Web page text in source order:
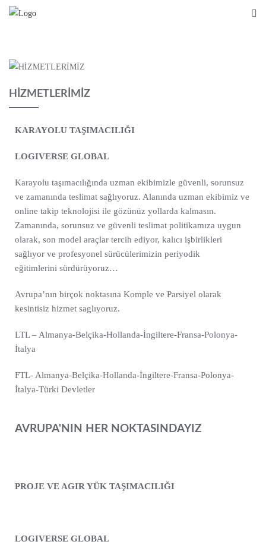
HİZMETLERİMİZ
KARAYOLU TAŞIMACILIĞI
LOGIVERSE GLOBAL
Karayolu taşımacılığında uzman ekibimizle güvenli, sorunsuz
ve zamanında teslimat sağlıyoruz. Alanında uzman ekibimiz ve
online takip teknolojisi ile gözünüz yollarda kalmasın.
Zamanında, sorunsuz ve güvenli teslimat politikamıza uygun
olarak, son model araçlar tercih ediyor, kalıcı işbirlikleri
sağlıyor ve profesyonel sürücülerimizin periyodik
eğitimlerini sürdürüyoruz…
Avrupa’nın birçok noktasına Komple ve Parsiyel olarak
kesintisiz hizmet saglıyoruz.
LTL – Almanya-Belçika-Hollanda-İngiltere-Fransa-Polonya-
İtalya
FTL- Almanya-Belçika-Hollanda-İngiltere-Fransa-Polonya-
İtalya-Türki Devletler
AVRUPA'NIN HER NOKTASINDAYIZ
PROJE VE AGIR YÜK TAŞIMACILIĞI
LOGIVERSE GLOBAL